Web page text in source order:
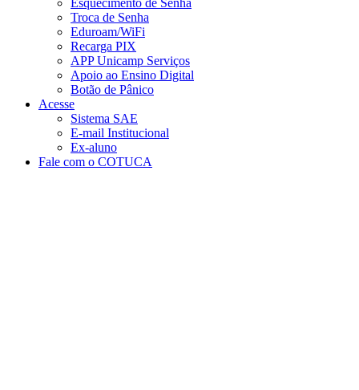
Esquecimento de Senha
Troca de Senha
Eduroam/WiFi
Recarga PIX
APP Unicamp Serviços
Apoio ao Ensino Digital
Botão de Pânico
Acesse
Sistema SAE
E-mail Institucional
Ex-aluno
Fale com o COTUCA